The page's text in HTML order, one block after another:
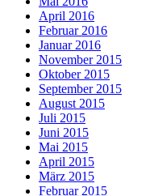
April 2016
Februar 2016
Januar 2016
November 2015
Oktober 2015
September 2015
August 2015
Juli 2015
Juni 2015
Mai 2015
April 2015
März 2015
Februar 2015